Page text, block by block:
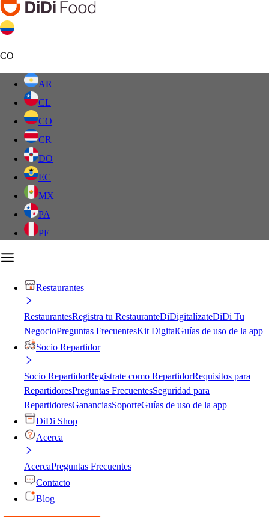
CO
AR
CL
CO
CR
DO
EC
MX
PA
PE
Restaurantes
RestaurantesRegistra tu RestauranteDiDigitalízateDiDi Tu
NegocioPreguntas FrecuentesKit DigitalGuías de uso de la app
Socio Repartidor
Socio RepartidorRegistrate como RepartidorRequisitos para
RepartidoresPreguntas FrecuentesSeguridad para
RepartidoresGananciasSoporteGuías de uso de la app
DiDi Shop
Acerca
AcercaPreguntas Frecuentes
Contacto
Blog